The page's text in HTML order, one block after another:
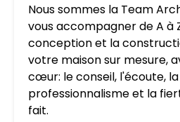
Nous sommes la Team
vous accompagner de A à
conception et la
votre maison sur mesure,
cœur: le conseil, l'écoute,
professionnalisme et la
fait.